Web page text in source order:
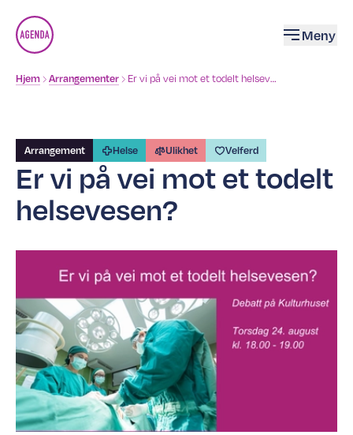
Åpne
Meny
Brødsmulesti
Hjem Arrangementer Er vi på vei mot et todelt helsevesen?
Arrangement Helse Ulikhet Velferd
Er vi på vei mot et todelt
helsevesen?